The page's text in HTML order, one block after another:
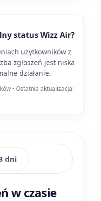
status Wizz Air?
użytkowników z
zgłoszeń jest niska
działanie.
• Ostatnia aktualizacja:
dni
w czasie